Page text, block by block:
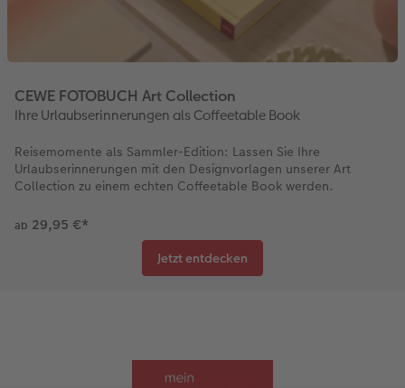
CEWE FOTOBUCH Art Collection
Ihre Urlaubserinnerungen als Coffeetable Book
Reisemomente als Sammler-Edition: Lassen Sie Ihre
Urlaubserinnerungen mit den Designvorlagen unserer Art
Collection zu einem echten Coffeetable Book werden.
ab 29,95 €*
Jetzt entdecken